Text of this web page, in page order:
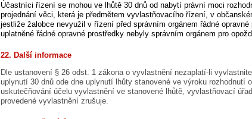
Účastníci řízení se mohou ve lhůtě 30 dnů od nabytí právní moci
projednání věci, která je předmětem vyvlastňovacího řízení, v
jestliže žalobce nevyužil v řízení před správním orgánem řádné
uplatněné řádné opravné prostředky nebyly správním orgánem pro
22. Další informace
Dle ustanovení § 26 odst. 1 zákona o vyvlastnění nezaplatí-li
uplynutí 30 dnů ode dne uplynutí lhůty stanovené ve výroku rozhodnutí
uskutečňování účelu vyvlastnění ve stanovené lhůtě, vyvlastňovací
provedené vyvlastnění zrušuje.